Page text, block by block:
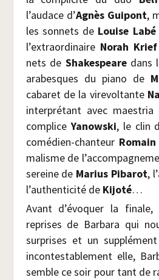
l’audace d’Agnès Gui­pont,
les son­nets de Louise Labé
l’extraordinaire Norah Krief
nets de Sha­kes­pearedans
ara­besques du pia­no de
caba­ret de la vire­vol­tante
inter­pré­tant avec
com­pliceYanows­ki, le clin
comé­dien-chan­teur
ma­lisme de
sereine de Marius Piba­rot,
l’authenticité de Kijo­té…
Avant d’évoquer la finale,
reprises de Bar­ba­ra qui
sur­prises et un sup­plé­ment
incon­tes­ta­ble­ment elle,
semble ce soir pour tant de